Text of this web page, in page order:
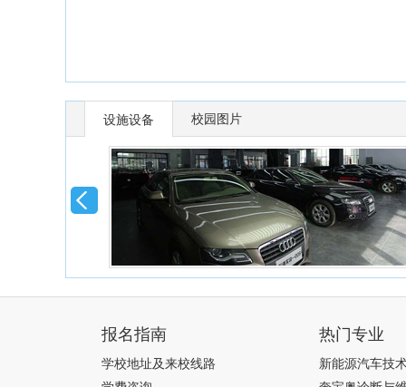
设施设备 校园图片
报名指南
学校地址及来校线路
热门专业
新能源汽车技